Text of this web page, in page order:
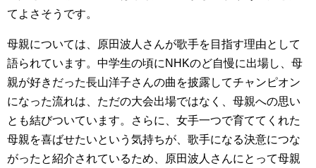
てよさそうです。
母親については、原田波人さんが歌手を目指す理由として
語られています。中学生の頃にNHKのど自慢に出場し、母
親が好きだった長山洋子さんの曲を披露してチャンピオン
になった流れは、ただの大会出場ではなく、母親への思い
とも結びついています。さらに、女手一つで育ててくれた
母親を喜ばせたいという気持ちが、歌手になる決意につな
がったと紹介されているため、原田波人さんにとって母親